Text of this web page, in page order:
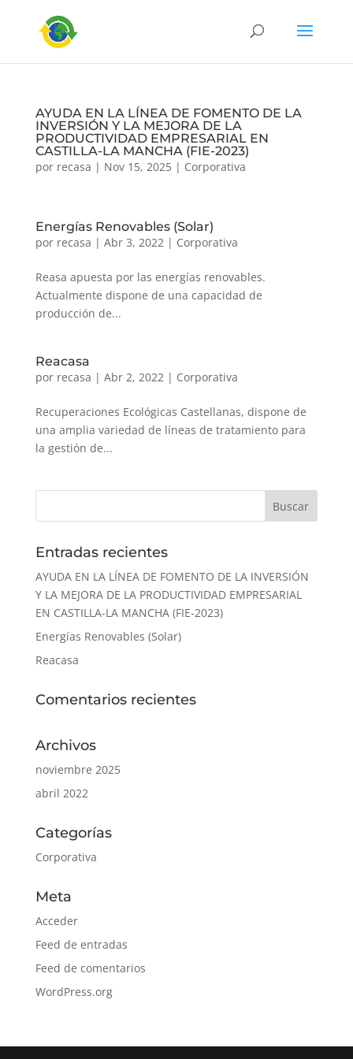
AYUDA EN LA LÍNEA DE FOMENTO DE LA
INVERSIÓN Y LA MEJORA DE LA
PRODUCTIVIDAD EMPRESARIAL EN
CASTILLA-LA MANCHA (FIE-2023)
por recasa | Nov 15, 2025| Corporativa
Energías Renovables (Solar)
por recasa | Abr 3, 2022| Corporativa
Reasa apuesta por las energías renovables.
Actualmente dispone de una capacidad de
producción de...
Reacasa
por recasa | Abr 2, 2022| Corporativa
Recuperaciones Ecológicas Castellanas, dispone de
una amplia variedad de líneas de tratamiento para
la gestión de...
Entradas recientes
AYUDA EN LA LÍNEA DE FOMENTO DE LA INVERSIÓN
Y LA MEJORA DE LA PRODUCTIVIDAD EMPRESARIAL
EN CASTILLA-LA MANCHA (FIE-2023)
Energías Renovables (Solar)
Reacasa
Comentarios recientes
Archivos
noviembre 2025
abril 2022
Categorías
Corporativa
Meta
Acceder
Feed de entradas
Feed de comentarios
WordPress.org